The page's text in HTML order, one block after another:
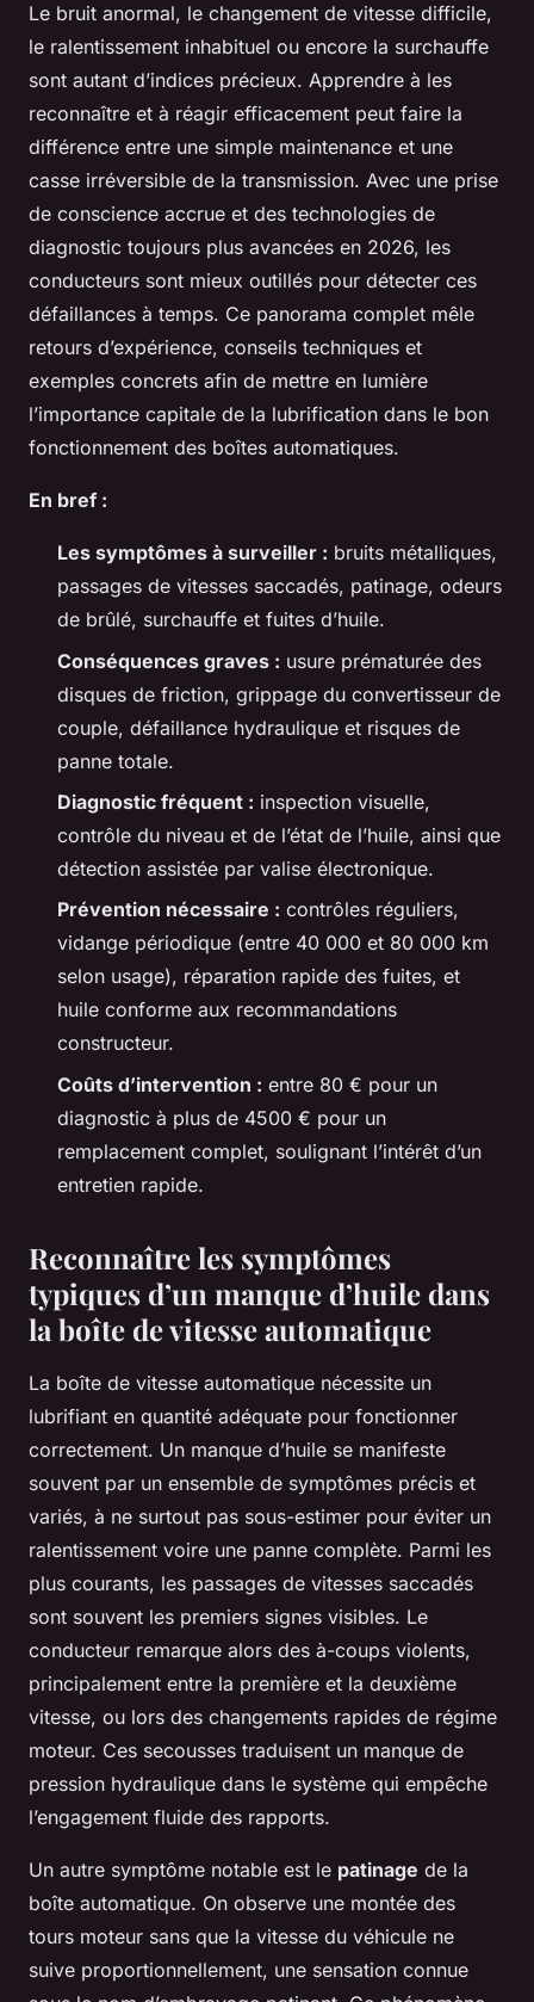
Le bruit anormal, le changement de vitesse difficile,
le ralentissement inhabituel ou encore la surchauffe
sont autant d’indices précieux. Apprendre à les
reconnaître et à réagir efficacement peut faire la
différence entre une simple maintenance et une
casse irréversible de la transmission. Avec une prise
de conscience accrue et des technologies de
diagnostic toujours plus avancées en 2026, les
conducteurs sont mieux outillés pour détecter ces
défaillances à temps. Ce panorama complet mêle
retours d’expérience, conseils techniques et
exemples concrets afin de mettre en lumière
l’importance capitale de la lubrification dans le bon
fonctionnement des boîtes automatiques.
En bref :
Les symptômes à surveiller : bruits métalliques,
passages de vitesses saccadés, patinage, odeurs
de brûlé, surchauffe et fuites d’huile.
Conséquences graves : usure prématurée des
disques de friction, grippage du convertisseur de
couple, défaillance hydraulique et risques de
panne totale.
Diagnostic fréquent : inspection visuelle,
contrôle du niveau et de l’état de l’huile, ainsi que
détection assistée par valise électronique.
Prévention nécessaire : contrôles réguliers,
vidange périodique (entre 40 000 et 80 000 km
selon usage), réparation rapide des fuites, et
huile conforme aux recommandations
constructeur.
Coûts d’intervention : entre 80 € pour un
diagnostic à plus de 4500 € pour un
remplacement complet, soulignant l’intérêt d’un
entretien rapide.
Reconnaître les symptômes
typiques d’un manque d’huile dans
la boîte de vitesse automatique
La boîte de vitesse automatique nécessite un
lubrifiant en quantité adéquate pour fonctionner
correctement. Un manque d’huile se manifeste
souvent par un ensemble de symptômes précis et
variés, à ne surtout pas sous-estimer pour éviter un
ralentissement voire une panne complète. Parmi les
plus courants, les passages de vitesses saccadés
sont souvent les premiers signes visibles. Le
conducteur remarque alors des à-coups violents,
principalement entre la première et la deuxième
vitesse, ou lors des changements rapides de régime
moteur. Ces secousses traduisent un manque de
pression hydraulique dans le système qui empêche
l’engagement fluide des rapports.
Un autre symptôme notable est le patinage de la
boîte automatique. On observe une montée des
tours moteur sans que la vitesse du véhicule ne
suive proportionnellement, une sensation connue